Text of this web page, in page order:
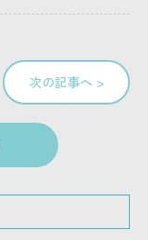
次の記事へ >